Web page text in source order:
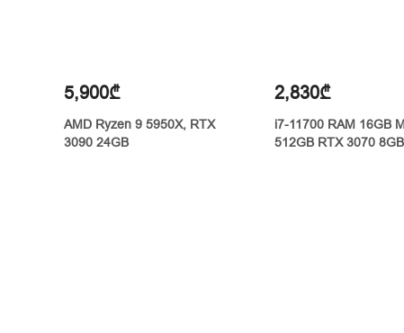
5,900₾
AMD Ryzen 9 5950X, RTX
3090 24GB
2,830₾
i7-11700 RAM 16GB
512GB RTX 3070 8GB